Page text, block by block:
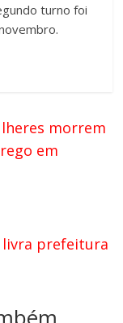
turno foi
morrem
em
livra prefeitura